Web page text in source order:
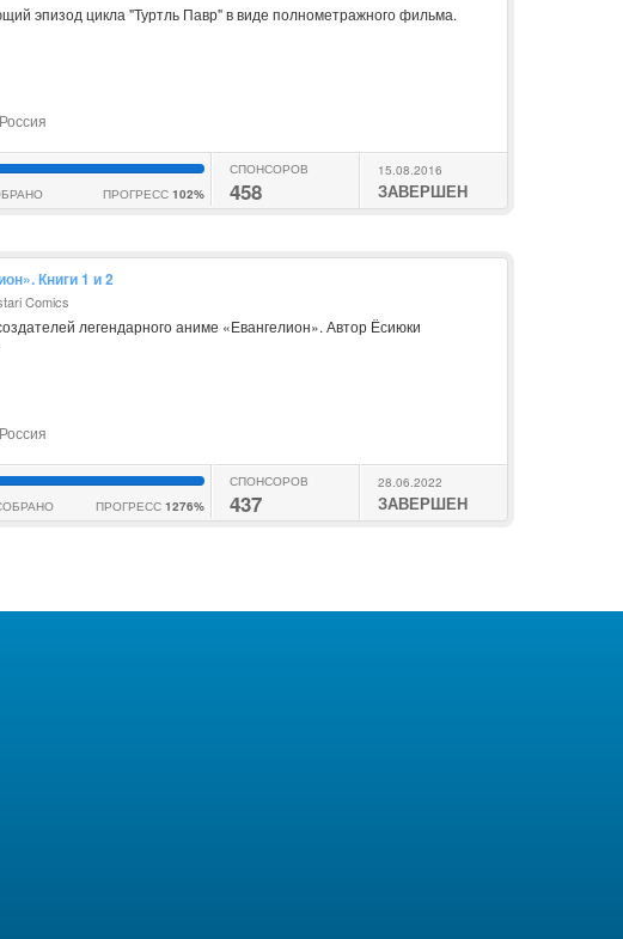
эпизод цикла "Туртль Павр" в виде полнометражного фильма.
ПРОГРЕСС 102%
СПОНСОРОВ
458
15.08.2016
ЗАВЕРШЕН
Книги 1 и 2
Comics
легендарного аниме «Евангелион». Автор Ёсиюки
ПРОГРЕСС 1276%
СПОНСОРОВ
437
28.06.2022
ЗАВЕРШЕН